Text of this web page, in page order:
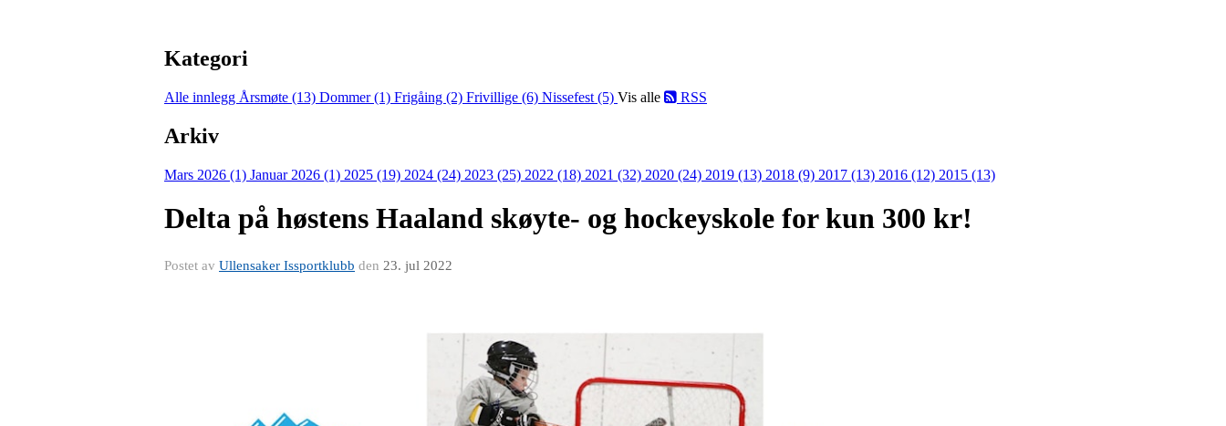
Kategori
Alle innlegg Årsmøte (13) Dommer (1) Frigåing (2) Frivillige (6) Nissefest (5) Vis alle RSS
Arkiv
Mars 2026 (1) Januar 2026 (1) 2025 (19) 2024 (24) 2023 (25) 2022 (18) 2021 (32) 2020 (24) 2019 (13) 2018 (9) 2017 (13) 2016 (12) 2015 (13)
Delta på høstens Haaland skøyte- og hockeyskole for kun 300 kr!
Postet av Ullensaker Issportklubb den 23. jul 2022